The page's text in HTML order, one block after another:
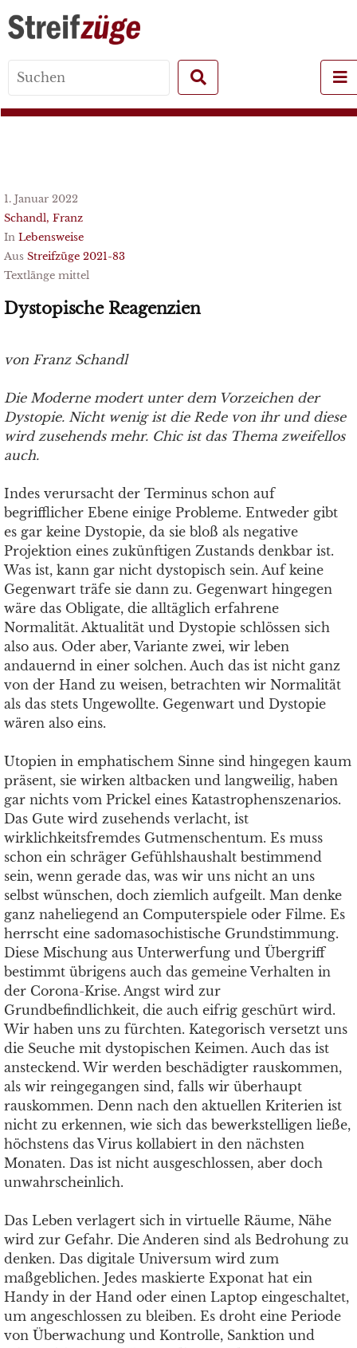
for:
1. Januar 2022
Schandl, Franz
In Lebensweise
Aus Streifzüge 2021-83
Textlänge mittel
Dystopische Reagenzien
von Franz Schandl
Die Moderne modert unter dem Vorzeichen der
Dystopie. Nicht wenig ist die Rede von ihr und diese
wird zusehends mehr. Chic ist das Thema zweifellos
auch.
Indes verursacht der Terminus schon auf
begrifflicher Ebene einige Probleme. Entweder gibt
es gar keine Dystopie, da sie bloß als negative
Projektion eines zukünftigen Zustands denkbar ist.
Was ist, kann gar nicht dystopisch sein. Auf keine
Gegenwart träfe sie dann zu. Gegenwart hingegen
wäre das Obligate, die alltäglich erfahrene
Normalität. Aktualität und Dystopie schlössen sich
also aus. Oder aber, Variante zwei, wir leben
andauernd in einer solchen. Auch das ist nicht ganz
von der Hand zu weisen, betrachten wir Normalität
als das stets Ungewollte. Gegenwart und Dystopie
wären also eins.
Utopien in emphatischem Sinne sind hingegen kaum
präsent, sie wirken altbacken und langweilig, haben
gar nichts vom Prickel eines Katastrophenszenarios.
Das Gute wird zusehends verlacht, ist
wirklichkeitsfremdes Gutmenschentum. Es muss
schon ein schräger Gefühlshaushalt bestimmend
sein, wenn gerade das, was wir uns nicht an uns
selbst wünschen, doch ziemlich aufgeilt. Man denke
ganz naheliegend an Computerspiele oder Filme. Es
herrscht eine sadomasochistische Grundstimmung.
Diese Mischung aus Unterwerfung und Übergriff
bestimmt übrigens auch das gemeine Verhalten in
der Corona-Krise. Angst wird zur
Grundbefindlichkeit, die auch eifrig geschürt wird.
Wir haben uns zu fürchten. Kategorisch versetzt uns
die Seuche mit dystopischen Keimen. Auch das ist
ansteckend. Wir werden beschädigter rauskommen,
als wir reingegangen sind, falls wir überhaupt
rauskommen. Denn nach den aktuellen Kriterien ist
nicht zu erkennen, wie sich das bewerkstelligen ließe,
höchstens das Virus kollabiert in den nächsten
Monaten. Das ist nicht ausgeschlossen, aber doch
unwahrscheinlich.
Das Leben verlagert sich in virtuelle Räume, Nähe
wird zur Gefahr. Die Anderen sind als Bedrohung zu
denken. Das digitale Universum wird zum
maßgeblichen. Jedes maskierte Exponat hat ein
Handy in der Hand oder einen Laptop eingeschaltet,
um angeschlossen zu bleiben. Es droht eine Periode
von Überwachung und Kontrolle, Sanktion und